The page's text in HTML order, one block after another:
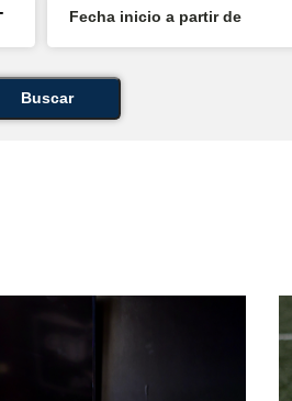
Fecha inicio a partir de
Buscar